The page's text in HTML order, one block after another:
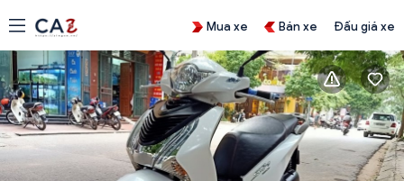
Mua xe Bán xe Đấu giá xe